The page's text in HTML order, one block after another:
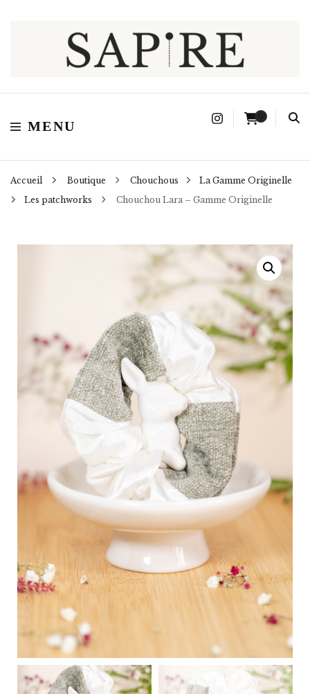
Sapire
MENU
Accueil Boutique Chouchous
La Gamme Originelle
Les patchworks
Chouchou Lara – Gamme Originelle